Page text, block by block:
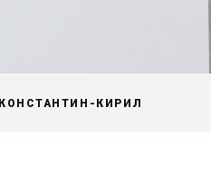
КОНСТАНТИН-КИРИЛ